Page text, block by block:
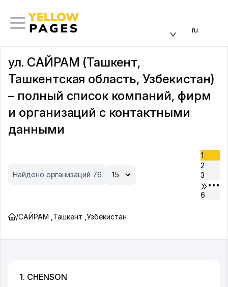
ru
ул. САЙРАМ (Ташкент,
Ташкентская область, Узбекистан)
– полный список компаний, фирм
и организаций с контактными
данными
Найдено организаций 76
1
2
3
•••
6
/САЙРАМ Ташкент ,Узбекистан
1. CHENSON